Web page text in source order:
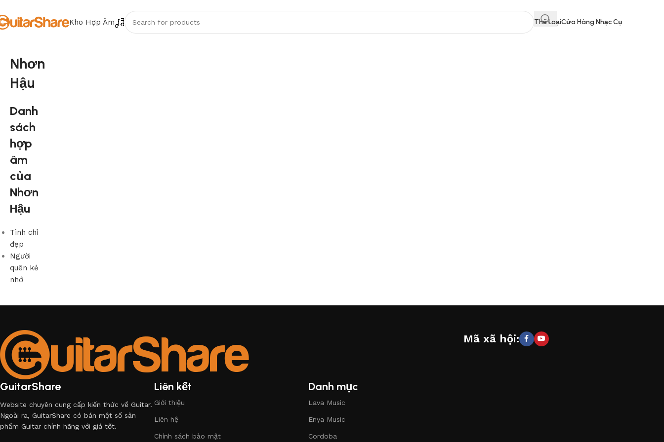
Kho Hợp Âm Thể LoạiCửa Hàng Nhạc Cụ
Nhơn
Hậu
Danh
sách
hợp
âm
của
Nhơn
Hậu
Tình chỉ
đẹp
Người
quên kẻ
nhớ
GuitarShare
Website chuyên cung cấp kiến thức về Guitar.
Ngoài ra, GuitarShare có bán một số sản
phẩm Guitar chính hãng với giá tốt.
Liên kết
Giới thiệu
Liên hệ
Chính sách bảo mật
Danh mục
Lava Music
Enya Music
Cordoba
Mã xã hội: